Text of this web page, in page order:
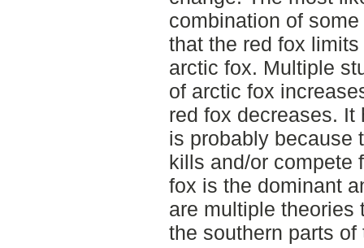
combination of
that the red fox
arctic fox. Multiple
of arctic fox
red fox decreases.
is probably because
kills and/or compete
fox is the dominant
are multiple theories
the southern parts